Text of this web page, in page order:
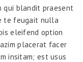
qui blandit praesent
te feugait nulla
eleifend option
placerat facer
insitam; est usus